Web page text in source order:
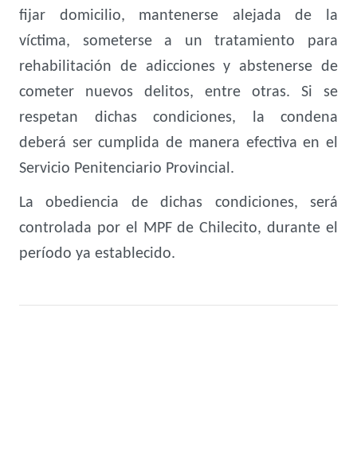
fijar domicilio, mantenerse alejada de la
víctima, someterse a un tratamiento para
rehabilitación de adicciones y abstenerse de
cometer nuevos delitos, entre otras. Si se
respetan dichas condiciones, la condena
deberá ser cumplida de manera efectiva en el
Servicio Penitenciario Provincial.
La obediencia de dichas condiciones, será
controlada por el MPF de Chilecito, durante el
período ya establecido.